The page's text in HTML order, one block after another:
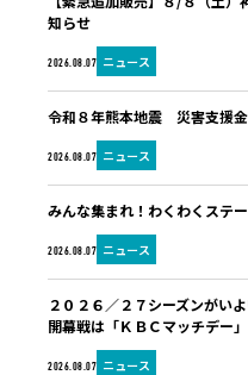
2026.08.07 ニュース
知らせ
2026.08.07 ニュース
令和８年熊本地震 災害支援
2026.08.07 ニュース
みんな集まれ！わくわくステ
2026.08.07 ニュース
２０２６／２７シーズンがい
開幕戦は「ＫＢＣマッチデー」